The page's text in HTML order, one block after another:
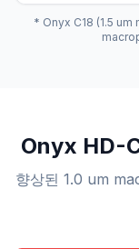
* Onyx C18 (1.5 um
Onyx HD-
향상된 1.0 um